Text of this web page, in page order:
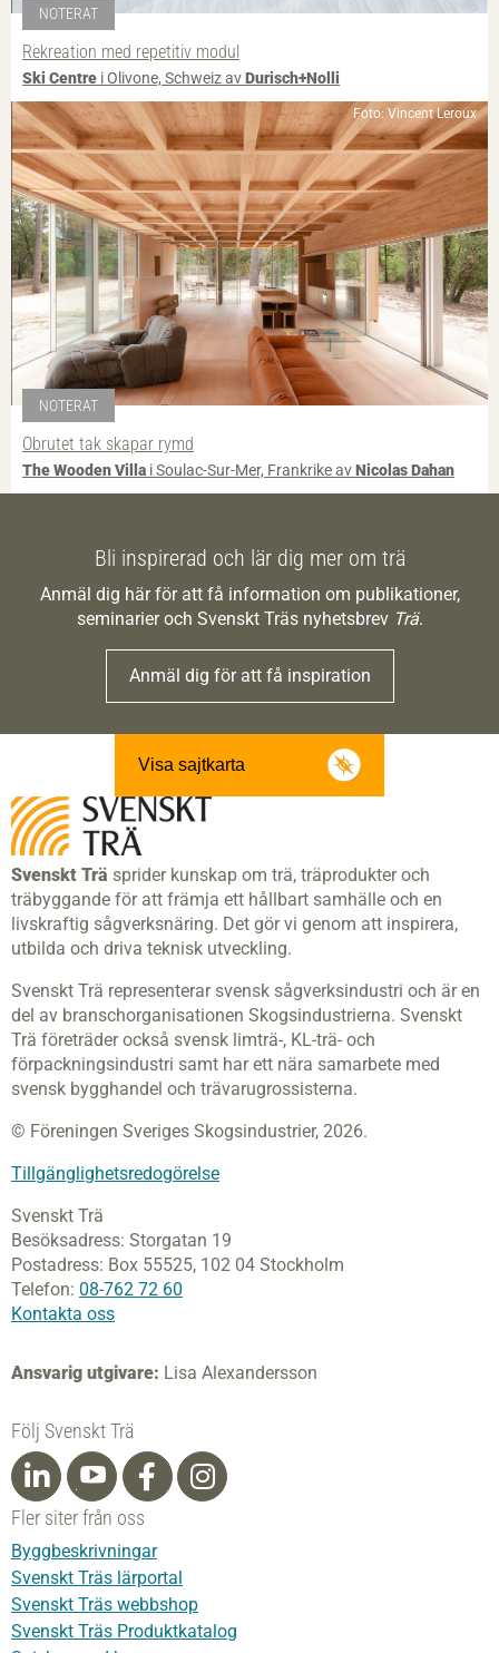
NOTERAT
Rekreation med repetitiv modul
Ski Centre i Olivone, Schweiz avDurisch+Nolli
Foto: Vincent Leroux
NOTERAT
Obrutet tak skapar rymd
The Wooden Villa i Soulac-Sur-Mer, Frankrike avNicolas Dahan
Bli inspirerad och lär dig mer om trä
Anmäl dig här för att få information om publikationer,
seminarier och Svenskt Träs nyhetsbrev Trä.
Anmäl dig för att få inspiration
Visa sajtkarta
Svenskt Trä sprider kunskap om trä, träprodukter och
träbyggande för att främja ett hållbart samhälle och en
livskraftig sågverksnäring. Det gör vi genom att inspirera,
utbilda och driva teknisk utveckling.
Svenskt Trä representerar svensk sågverksindustri och är en
del av branschorganisationen Skogsindustrierna. Svenskt
Trä företräder också svensk limträ-, KL-trä- och
förpackningsindustri samt har ett nära samarbete med
svensk bygghandel och trävarugrossisterna.
© Föreningen Sveriges Skogsindustrier, 2026.
Tillgänglighetsredogörelse
Svenskt Trä
Besöksadress: Storgatan 19
Postadress: Box 55525, 102 04 Stockholm
Telefon: 08-762 72 60
Kontakta oss
Ansvarig utgivare: Lisa Alexandersson
Följ Svenskt Trä
Fler siter från oss
Byggbeskrivningar
Svenskt Träs lärportal
Svenskt Träs webbshop
Svenskt Träs Produktkatalog